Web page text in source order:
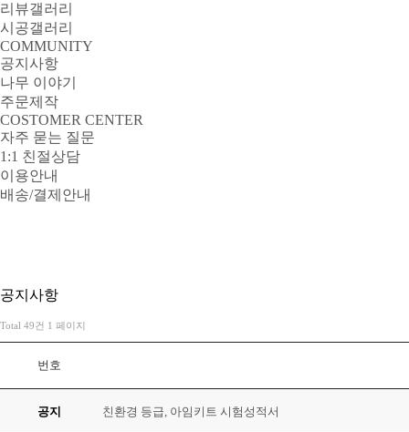
리뷰갤러리
시공갤러리
COMMUNITY
공지사항
나무 이야기
주문제작
COSTOMER CENTER
자주 묻는 질문
1:1 친절상담
이용안내
배송/결제안내
공지사항
Total 49건 1 페이지
번호
공지 친환경 등급, 아임키트 시험성적서